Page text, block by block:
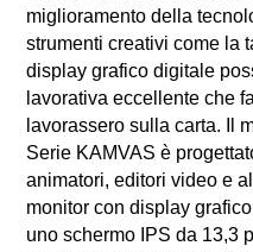
miglioramento della
strumenti creativi come la
display grafico digitale
lavorativa eccellente che
lavorassero sulla carta. Il
Serie KAMVAS è
animatori, editori video e
monitor con display
uno schermo IPS da 13,3